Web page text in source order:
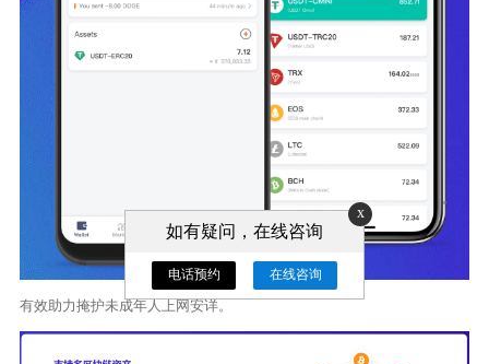
有效助力掩护未成年人上网安详。
x
如有疑问，在线咨询
电话预约 在线咨询